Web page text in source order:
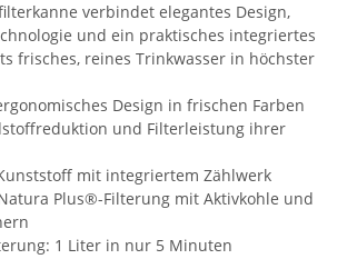
verbindet elegantes Design,
und ein praktisches integriertes
frisches, reines Trinkwasser in höchster
Design in frischen Farben
und Filterleistung ihrer
mit integriertem Zählwerk
Plus®-Filterung mit Aktivkohle und
1 Liter in nur 5 Minuten